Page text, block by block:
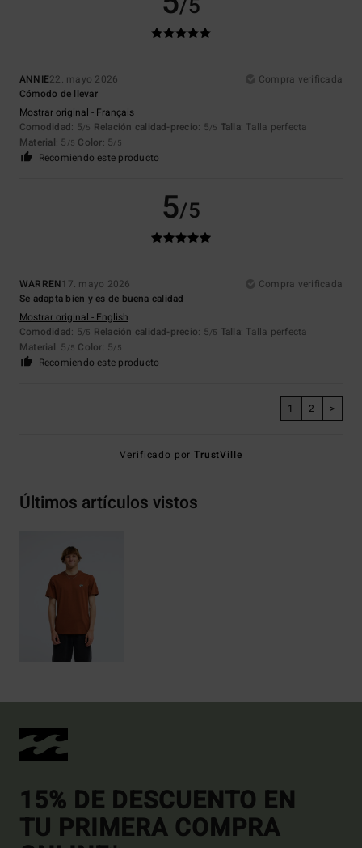
ANNIE22. mayo 2026
Compra verificada
Cómodo de llevar
Mostrar original - Français
Comodidad: 5/5 Relación calidad-precio: 5/5 Talla: Talla perfecta
Material: 5 /5 Color: 5/5
Recomiendo este producto
5/5
WARREN17. mayo 2026
Compra verificada
Se adapta bien y es de buena calidad
Mostrar original - English
Comodidad: 5/5 Relación calidad-precio: 5/5 Talla: Talla perfecta
Material: 5 /5 Color: 5/5
Recomiendo este producto
1 2 >
Verificado porTrustVille
Últimos artículos vistos
15% DE DESCUENTO EN
TU PRIMERA COMPRA